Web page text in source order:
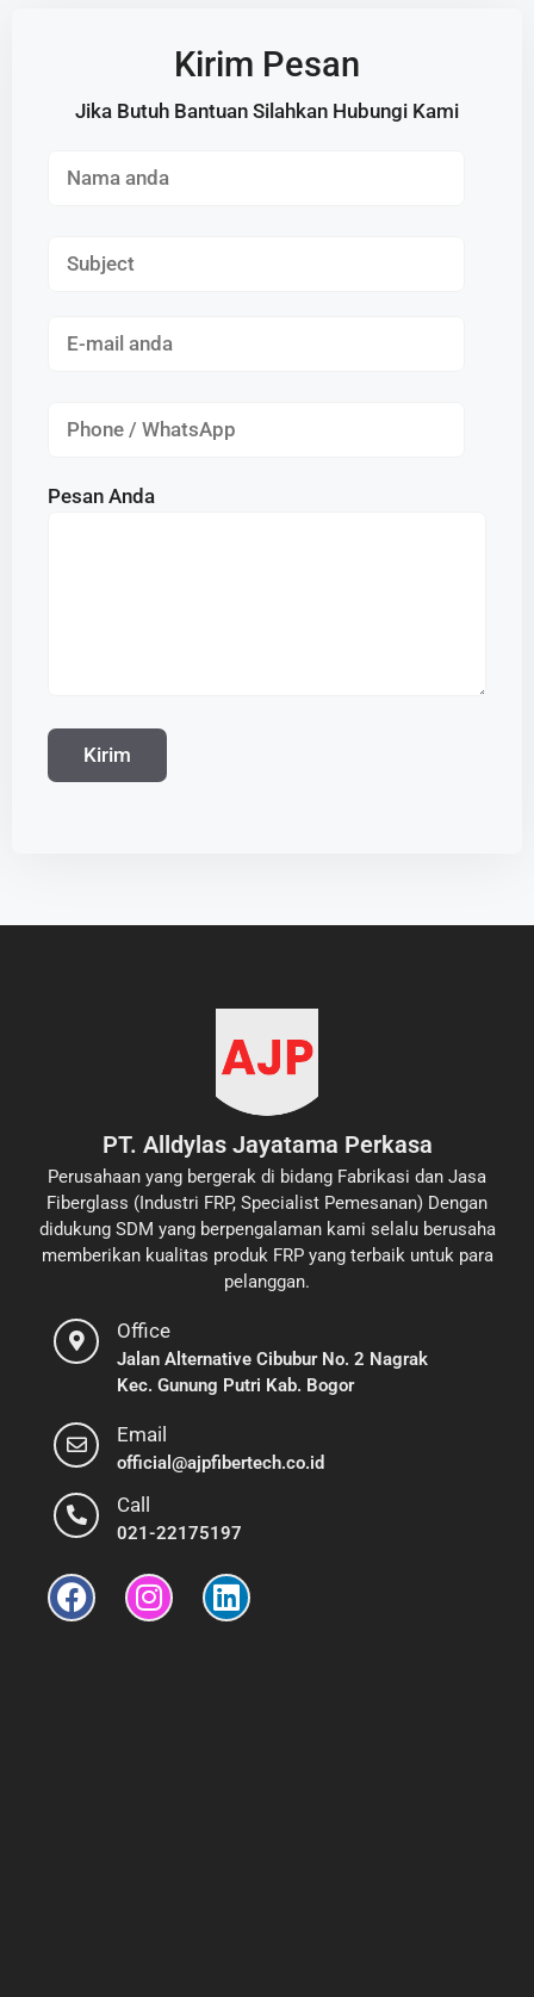
Kirim Pesan
Jika Butuh Bantuan Silahkan Hubungi Kami
Pesan Anda
PT. Alldylas Jayatama Perkasa
Perusahaan yang bergerak di bidang Fabrikasi dan Jasa
Fiberglass (Industri FRP, Specialist Pemesanan) Dengan
didukung SDM yang berpengalaman kami selalu berusaha
memberikan kualitas produk FRP yang terbaik untuk para
pelanggan.
Office
Jalan Alternative Cibubur No. 2 Nagrak
Kec. Gunung Putri Kab. Bogor
Email
official@ajpfibertech.co.id
Call
021-22175197